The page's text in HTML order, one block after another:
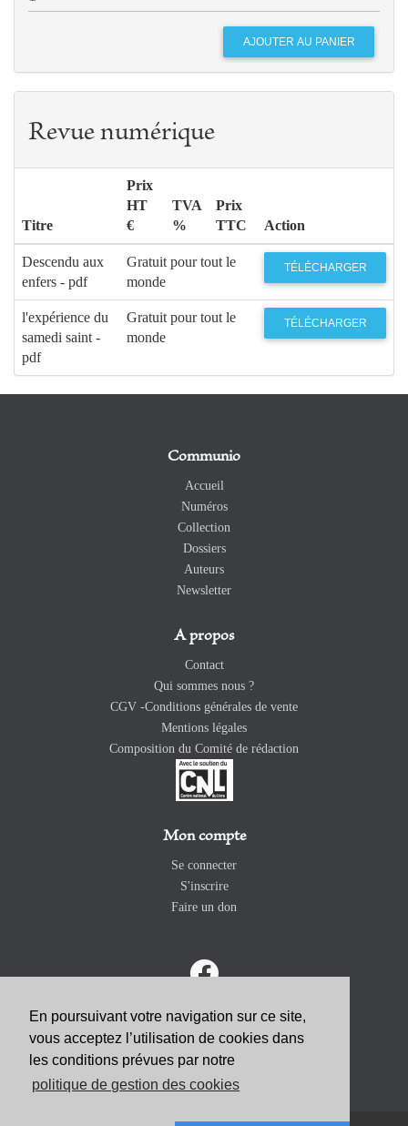
En poursuivant votre navigation sur ce site,
vous acceptez l’utilisation de cookies dans
les conditions prévues par notre
politique de gestion des cookies
Revue numérique
Titre
Prix
HT
€
TVA
%
Prix
TTC
Action
Descendu aux
enfers - pdf
Gratuit pour tout le
monde
TÉLÉCHARGER
l'expérience du
samedi saint -
pdf
Gratuit pour tout le
monde
TÉLÉCHARGER
Communio
Accueil
Numéros
Collection
Dossiers
Auteurs
Newsletter
A propos
Contact
Qui sommes nous ?
CGV -Conditions générales de vente
Mentions légales
Composition du Comité de rédaction
Mon compte
Se connecter
S'inscrire
Faire un don
ABONNEZ-VOUS